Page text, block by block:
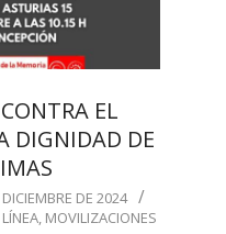
EL
DIGNIDAD DE
DE 2024
, MOVILIZACIONES